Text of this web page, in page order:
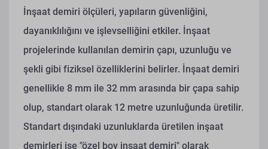
İnşaat demiri ölçüleri, yapıların güvenliğini,
dayanıklılığını ve işlevselliğini etkiler. İnşaat
projelerinde kullanılan demirin çapı, uzunluğu ve
şekli gibi fiziksel özelliklerini belirler. İnşaat demiri
genellikle 8 mm ile 32 mm arasında bir çapa sahip
olup, standart olarak 12 metre uzunluğunda üretilir.
Standart dışındaki uzunluklarda üretilen inşaat
demirleri ise "özel boy inşaat demiri" olarak